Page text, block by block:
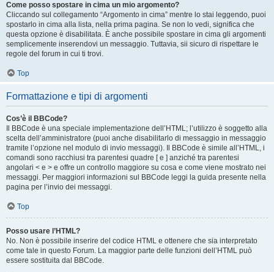
Come posso spostare in cima un mio argomento?
Cliccando sul collegamento “Argomento in cima” mentre lo stai leggendo, puoi
spostarlo in cima alla lista, nella prima pagina. Se non lo vedi, significa che
questa opzione è disabilitata. È anche possibile spostare in cima gli argomenti
semplicemente inserendovi un messaggio. Tuttavia, sii sicuro di rispettare le
regole del forum in cui ti trovi.
Top
Formattazione e tipi di argomenti
Cos’è il BBCode?
Il BBCode è una speciale implementazione dell’HTML; l’utilizzo è soggetto alla
scelta dell’amministratore (puoi anche disabilitarlo di messaggio in messaggio
tramite l’opzione nel modulo di invio messaggi). Il BBCode è simile all’HTML, i
comandi sono racchiusi tra parentesi quadre [ e ] anziché tra parentesi
angolari < e > e offre un controllo maggiore su cosa e come viene mostrato nei
messaggi. Per maggiori informazioni sul BBCode leggi la guida presente nella
pagina per l’invio dei messaggi.
Top
Posso usare l’HTML?
No. Non è possibile inserire del codice HTML e ottenere che sia interpretato
come tale in questo Forum. La maggior parte delle funzioni dell’HTML può
essere sostituita dal BBCode.